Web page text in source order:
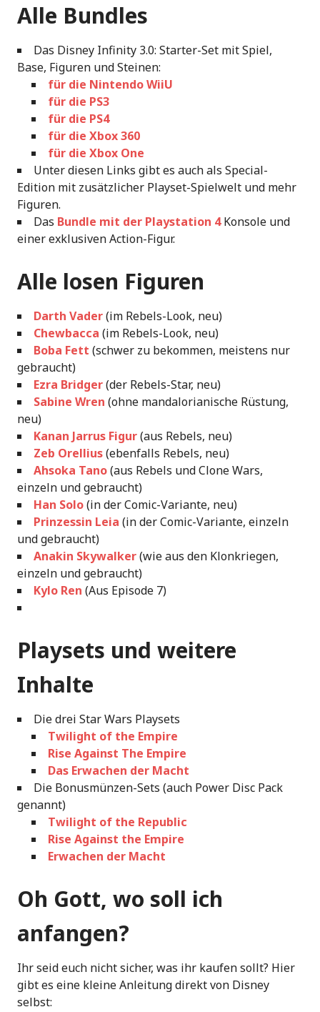
Alle Bundles
Das Disney Infinity 3.0: Starter-Set mit Spiel,
Base, Figuren und Steinen:
für die Nintendo WiiU
für die PS3
für die PS4
für die Xbox 360
für die Xbox One
Unter diesen Links gibt es auch als Special-
Edition mit zusätzlicher Playset-Spielwelt und mehr
Figuren.
Das Bundle mit der Playstation 4Konsole und
einer exklusiven Action-Figur.
Alle losen Figuren
Darth Vader(im Rebels-Look, neu)
Chewbacca (im Rebels-Look, neu)
Boba Fett (schwer zu bekommen, meistens nur
gebraucht)
Ezra Bridger(der Rebels-Star, neu)
Sabine Wren (ohne mandalorianische Rüstung,
neu)
Kanan Jarrus Figur(aus Rebels, neu)
Zeb Orellius(ebenfalls Rebels, neu)
Ahsoka Tano(aus Rebels und Clone Wars,
einzeln und gebraucht)
Han Solo(in der Comic-Variante, neu)
Prinzessin Leia (in der Comic-Variante, einzeln
und gebraucht)
Anakin Skywalker(wie aus den Klonkriegen,
einzeln und gebraucht)
Kylo Ren (Aus Episode 7)
Playsets und weitere
Inhalte
Die drei Star Wars Playsets
Twilight of the Empire
Rise Against The Empire
Das Erwachen der Macht
Die Bonusmünzen-Sets (auch Power Disc Pack
genannt)
Twilight of the Republic
Rise Against the Empire
Erwachen der Macht
Oh Gott, wo soll ich
anfangen?
Ihr seid euch nicht sicher, was ihr kaufen sollt? Hier
gibt es eine kleine Anleitung direkt von Disney
selbst: